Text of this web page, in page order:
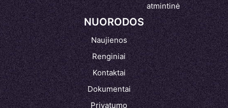
atmintinė
NUORODOS
Naujienos
Renginiai
Kontaktai
Dokumentai
Privatumo